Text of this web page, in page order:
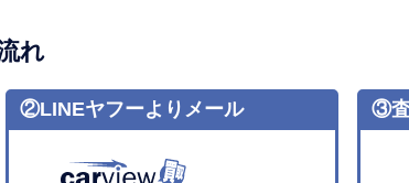
れ
②LINEヤフーよりメール ③査